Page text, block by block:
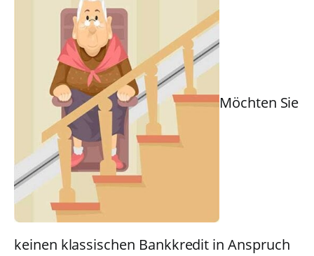
Möchten Sie
keinen klassischen Bankkredit in Anspruch